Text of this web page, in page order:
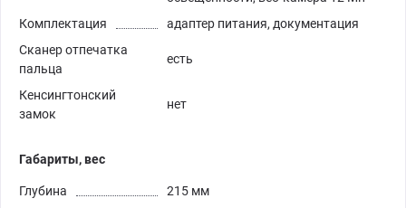
Комплектация
адаптер питания, документация
Сканер отпечатка
пальца
есть
Кенсингтонский
замок
нет
Габариты, вес
Глубина
215 мм